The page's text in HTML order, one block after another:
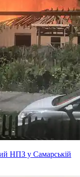
НПЗ у Самарській